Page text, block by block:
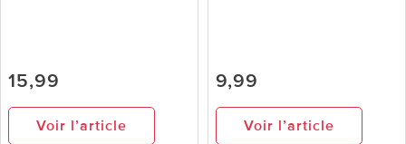
15,99
Voir l’article
9,99
Voir l’article